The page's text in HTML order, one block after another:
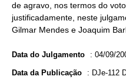
de agravo, nos termos do
justificadamente, neste
Gilmar Mendes e Joaquim
Data do Julgamento : 04/09/
Data da Publicação : DJe-112